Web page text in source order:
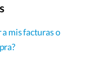
a mis facturas o